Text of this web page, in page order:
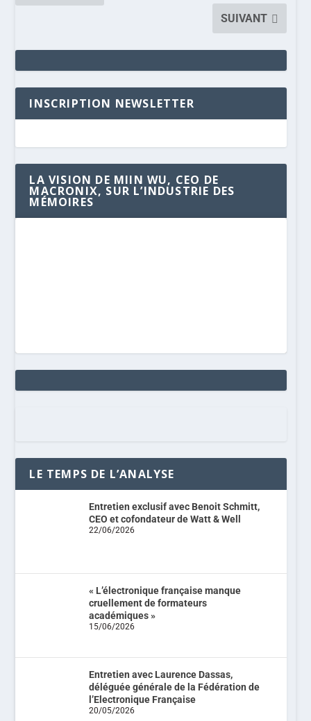
SUIVANT
INSCRIPTION NEWSLETTER
LA VISION DE MIIN WU, CEO DE
MACRONIX, SUR L’INDUSTRIE DES
MÉMOIRES
LE TEMPS DE L’ANALYSE
Entretien exclusif avec Benoit Schmitt,
CEO et cofondateur de Watt & Well
22/06/2026
« L’électronique française manque
cruellement de formateurs
académiques »
15/06/2026
Entretien avec Laurence Dassas,
déléguée générale de la Fédération de
l’Electronique Française
20/05/2026